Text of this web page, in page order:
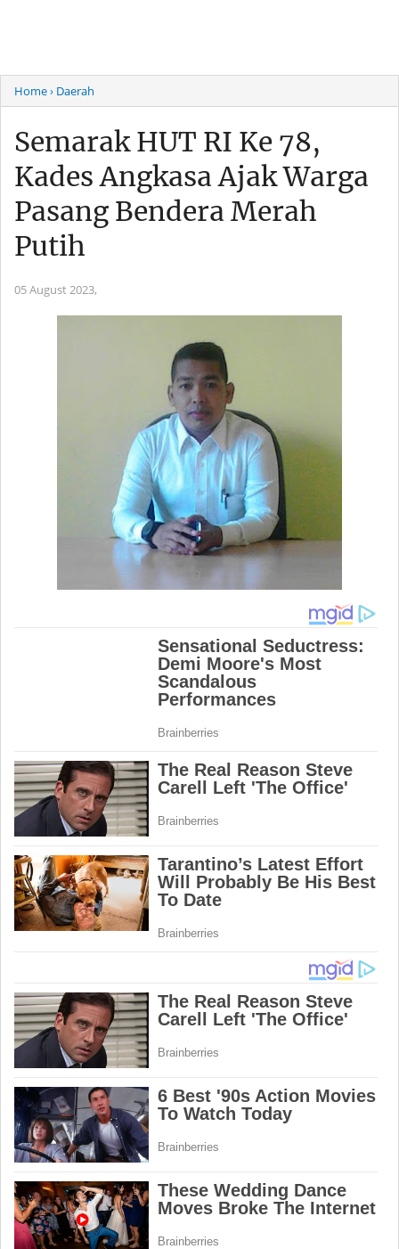
Home› Daerah
Semarak HUT RI Ke 78,
Kades Angkasa Ajak Warga
Pasang Bendera Merah
Putih
05 August 2023,